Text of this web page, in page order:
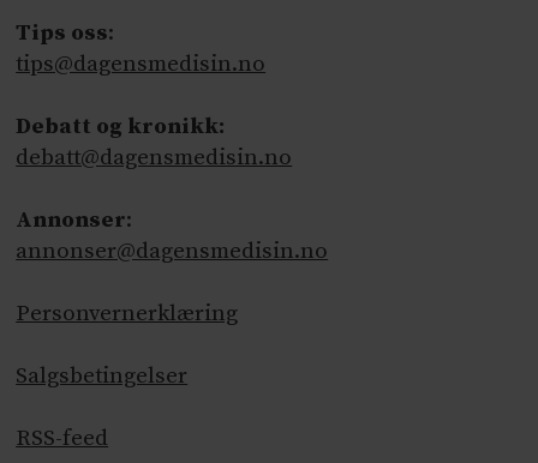
Tips oss:
tips@dagensmedisin.no
Debatt og kronikk:
debatt@dagensmedisin.no
Annonser:
annonser@dagensmedisin.no
Personvernerklæring
Salgsbetingelser
RSS-feed